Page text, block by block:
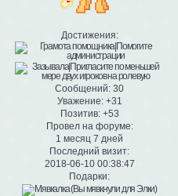
Достижения:
Сообщений: 30
Уважение: +31
Позитив: +53
Провел на форуме:
1 месяц 7 дней
Последний визит:
2018-06-10 00:38:47
Подарки: